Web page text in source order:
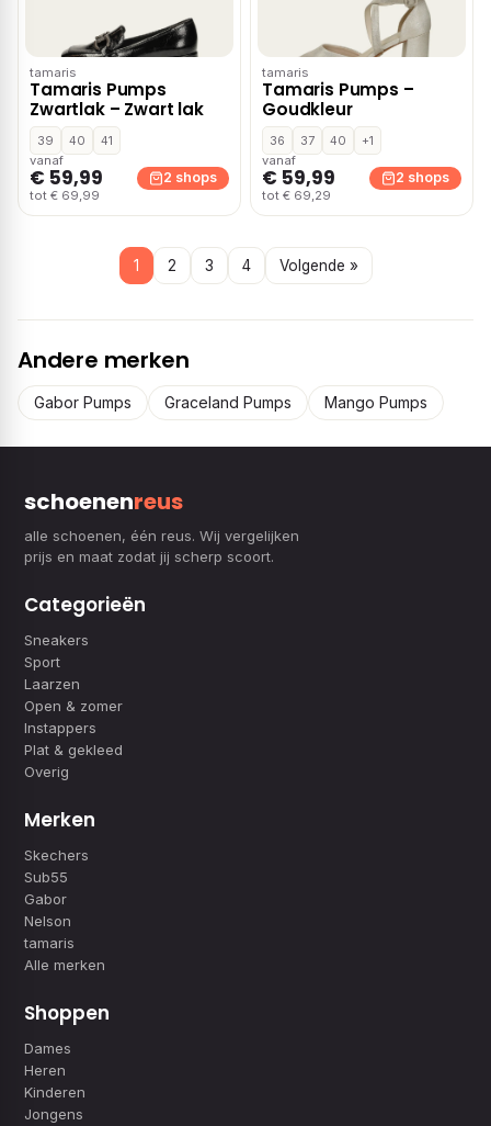
tamaris
Tamaris Pumps
Zwartlak – Zwart lak
39 40
41
vanaf
€ 59,99
tot € 69,99
2 shops
tamaris
Tamaris Pumps –
Goudkleur
36 37 40
+1
vanaf
€ 59,99
tot € 69,29
2 shops
1 2 3 4 Volgende »
Andere merken
Gabor Pumps Graceland Pumps Mango Pumps
schoenenreus
alle schoenen, één reus. Wij vergelijken
prijs en maat zodat jij scherp scoort.
Categorieën
Sneakers
Sport
Laarzen
Open & zomer
Instappers
Plat & gekleed
Overig
Merken
Skechers
Sub55
Gabor
Nelson
tamaris
Alle merken
Shoppen
Dames
Heren
Kinderen
Jongens